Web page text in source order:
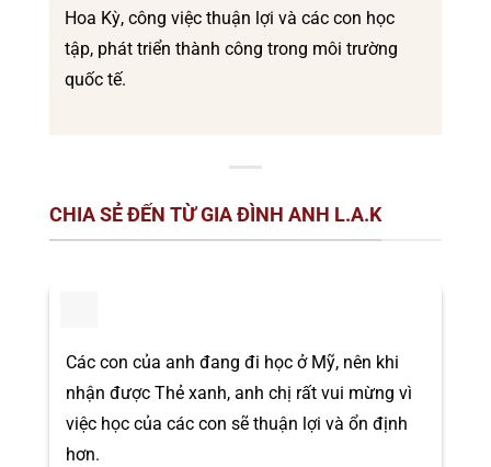
Hoa Kỳ, công việc thuận lợi và các con học
tập, phát triển thành công trong môi trường
quốc tế.
CHIA SẺ ĐẾN TỪ GIA ĐÌNH ANH L.A.K
Các con của anh đang đi học ở Mỹ, nên khi
nhận được Thẻ xanh, anh chị rất vui mừng vì
việc học của các con sẽ thuận lợi và ổn định
hơn.